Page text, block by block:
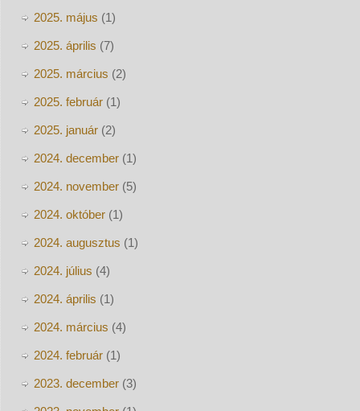
2025. május (1)
2025. április (7)
2025. március (2)
2025. február(1)
2025. január(2)
2024. december(1)
2024. november(5)
2024. október(1)
2024. augusztus (1)
2024. július (4)
2024. április (1)
2024. március (4)
2024. február(1)
2023. december(3)